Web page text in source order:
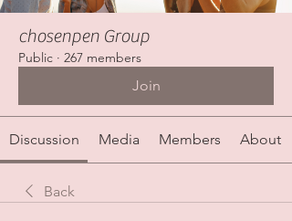
chosenpen Group
Public · 267 members
Join
Discussion Media Members About
Back